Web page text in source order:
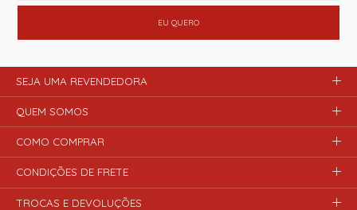
EU QUERO
SEJA UMA REVENDEDORA
QUEM SOMOS
COMO COMPRAR
CONDIÇÕES DE FRETE
TROCAS E DEVOLUÇÕES